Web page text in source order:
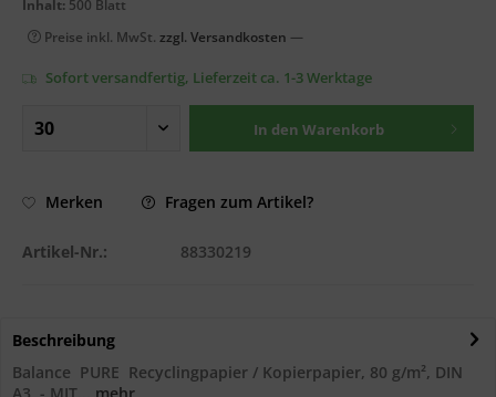
Inhalt: 500 Blatt
Preise inkl. MwSt. zzgl. Versandkosten —
Sofort versandfertig, Lieferzeit ca. 1-3 Werktage
In den Warenkorb
Merken Fragen zum Artikel?
Artikel-Nr.: 88330219
Beschreibung
Balance PURE Recyclingpapier / Kopierpapier, 80 g/m², DIN
A3 - MIT... mehr